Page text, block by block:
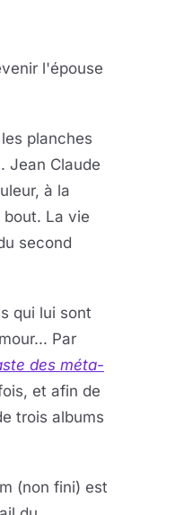
l'épouse
planches
. Jean Claude
à la
La vie
second
qui lui sont
Par
des méta-
et afin de
trois albums
(non fini) est